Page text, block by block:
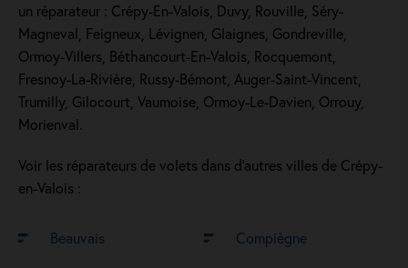
un réparateur : Crépy-En-Valois, Duvy, Rouville, Séry-
Magneval, Feigneux, Lévignen, Glaignes, Gondreville,
Ormoy-Villers, Béthancourt-En-Valois, Rocquemont,
Fresnoy-La-Rivière, Russy-Bémont, Auger-Saint-Vincent,
Trumilly, Gilocourt, Vaumoise, Ormoy-Le-Davien, Orrouy,
Morienval.
Voir les réparateurs de volets dans d’autres villes de Crépy-
en-Valois :
Beauvais Compiègne